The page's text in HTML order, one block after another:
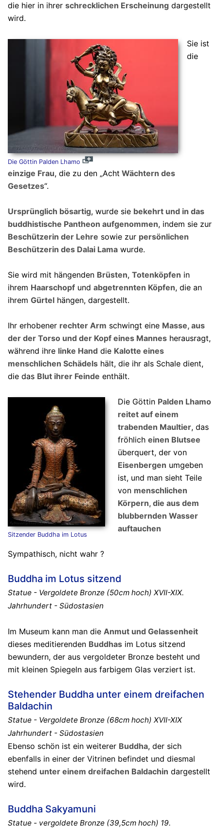
die hier in ihrer schrecklichen Erscheinungdargestellt
wird.
Die Göttin Palden Lhamo
Sie ist
die
einzige Frau, die zu den „Acht Wächtern des
Gesetzes“.
Ursprünglich bösartig, wurde sie bekehrt und in das
buddhistische Pantheon aufgenommen, indem sie zur
Beschützerin der Lehre sowie zur persönlichen
Beschützerin des Dalai Lamawurde.
Sie wird mit hängenden Brüsten, Totenköpfen in
ihrem Haarschopfund abgetrennten Köpfen, die an
ihrem Gürtelhängen, dargestellt.
Ihr erhobener rechter Arm schwingt eine Masse, aus
der der Torso und der Kopf eines Mannesherausragt,
während ihre linke Hand die Kalotte eines
menschlichen Schädelshält, die ihr als Schale dient,
die das Blut ihrer Feinde enthält.
Sitzender Buddha im Lotus
Die Göttin Palden Lhamo
reitet auf einem
trabenden Maultier, das
fröhlich einen Blutsee
überquert, der von
Eisenbergen umgeben
ist, und man sieht Teile
von menschlichen
Körpern, die aus dem
blubbernden Wasser
auftauchen
Sympathisch, nicht wahr ?
Buddha im Lotus sitzend
Statue - Vergoldete Bronze (50cm hoch) XVII-XIX.
Jahrhundert - Südostasien
Im Museum kann man die Anmut und Gelassenheit
dieses meditierenden Buddhasim Lotus sitzend
bewundern, der aus vergoldeter Bronze besteht und
mit kleinen Spiegeln aus farbigem Glas verziert ist.
Stehender Buddha unter einem dreifachen
Baldachin
Statue - Vergoldete Bronze (68cm hoch) XVII-XIX
Jahrhundert - Südostasien
Ebenso schön ist ein weiterer Buddha, der sich
ebenfalls in einer der Vitrinen befindet und diesmal
stehend unter einem dreifachen Baldachin dargestellt
wird.
Buddha Sakyamuni
Statue - vergoldete Bronze (39,5cm hoch) 19.